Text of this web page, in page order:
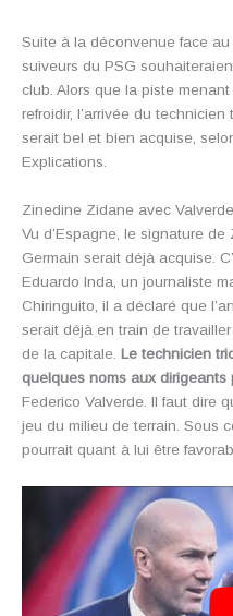
Suite à la déconvenue face au
suiveurs du PSG
club. Alors que la piste
refroidir, l’arrivée du technicien
serait bel et bien acquise,
Explications.
Zinedine Zidane avec
Vu d’Espagne, le signature
Germain serait déjà acquise.
Eduardo Inda, un journaliste
Chiringuito, il a déclaré que
serait déjà en train de
de la capitale. Le technicien
quelques noms aux dirigeants
Federico Valverde. Il faut dire
jeu du milieu de terrain. Sous
pourrait quant à lui être